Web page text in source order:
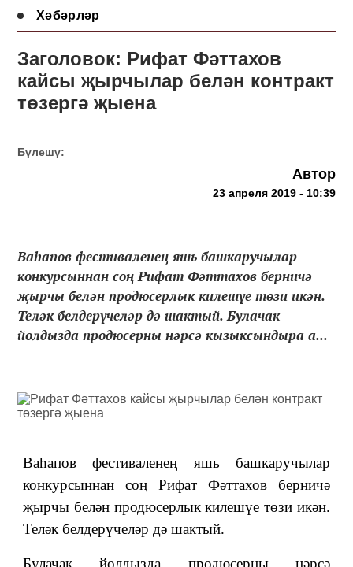
Хәбәрләр
Заголовок: Рифат Фәттахов
кайсы җырчылар белән контракт
төзергә җыена
Бүлешү:
Автор
23 апреля 2019 - 10:39
Ваһапов фестиваленең яшь башкаручылар
конкурсыннан соң Рифат Фәттахов берничә
җырчы белән продюсерлык килешүе төзи икән.
Теләк белдерүчеләр дә шактый. Булачак
йолдызда продюсерны нәрсә кызыксындыра а...
Ваһапов фестиваленең яшь башкаручылар
конкурсыннан соң Рифат Фәттахов берничә
җырчы белән продюсерлык килешүе төзи икән.
Теләк белдерүчеләр дә шактый.
Булачак йолдызда продюсерны нәрсә